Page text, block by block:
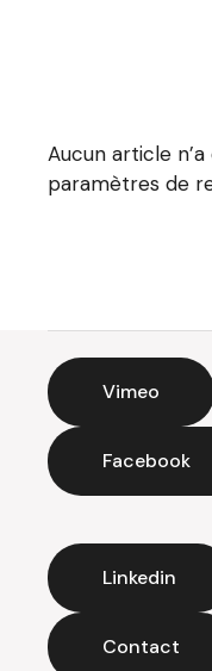
Aucun article
paramètres de
Vimeo
Facebook
Linkedin
Contact